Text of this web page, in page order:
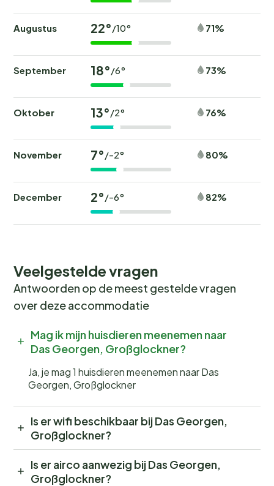
Augustus 22°/10° 71%
September 18°/6° 73%
Oktober 13°/2° 76%
November 7°/-2° 80%
December 2°/-6° 82%
Veelgestelde vragen
Antwoorden op de meest gestelde vragen
over deze accommodatie
Mag ik mijn huisdieren meenemen naar
Das Georgen, Großglockner?
Ja, je mag 1 huisdieren meenemen naar Das
Georgen, Großglockner
Is er wifi beschikbaar bij Das Georgen,
Großglockner?
Is er airco aanwezig bij Das Georgen,
Großglockner?